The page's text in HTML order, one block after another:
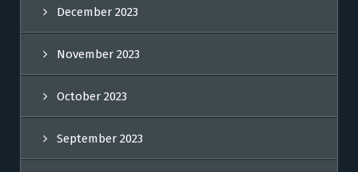
December 2023
November 2023
October 2023
September 2023